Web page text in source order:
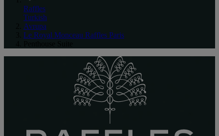
Raffles
Turkish
Avrupa
Le Royal Monceau Raffles Paris